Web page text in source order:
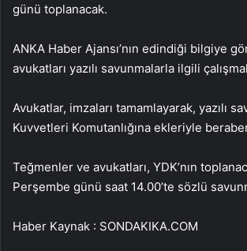
günü toplanacak.
ANKA Haber Ajansı’nın edindiği bilgiye
avukatları yazılı savunmalarla ilgili
Avukatlar, imzaları tamamlayarak, yazılı
Kuvvetleri Komutanlığına ekleriyle
Teğmenler ve avukatları, YDK’nın
Perşembe günü saat 14.00’te sözlü
Haber Kaynak : SONDAKIKA.COM